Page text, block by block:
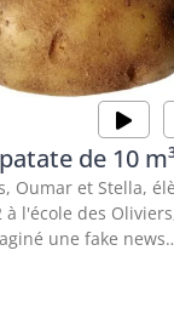
de 10
Oumar et Stella,
à l'école des
une fake news